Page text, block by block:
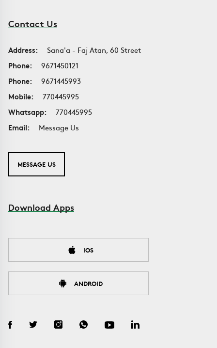
Contact Us
Address:
Sana'a - Faj Atan, 60 Street
Phone:
9671450121
Phone:
9671445993
Mobile:
770445995
Whatsapp:
770445995
Email:
Message Us
MESSAGE US
Download Apps
IOS
ANDROID